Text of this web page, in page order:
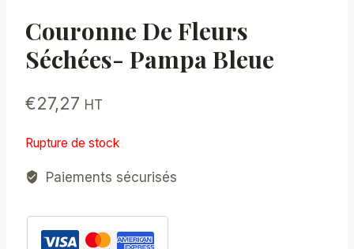
Couronne De Fleurs
Séchées- Pampa Bleue
€27,27 HT
Rupture de stock
Paiements sécurisés